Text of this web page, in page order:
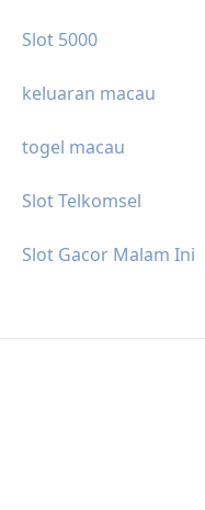
Slot 5000
keluaran macau
togel macau
Slot Telkomsel
Slot Gacor Malam Ini